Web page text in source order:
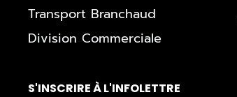
Transport Branchaud
Division Commerciale
S'INSCRIRE À L'INFOLETTRE